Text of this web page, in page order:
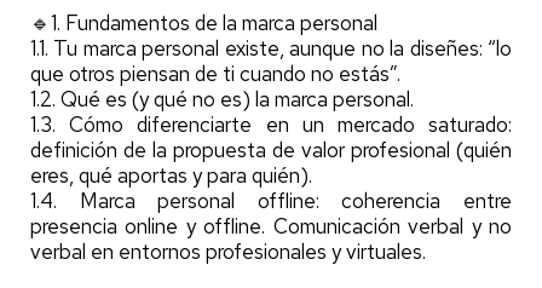
🔹1. Fundamentos de la marca personal
1.1. Tu marca personal existe, aunque no la diseñes: “lo
que otros piensan de ti cuando no estás”.
1.2. Qué es (y qué no es) la marca personal.
1.3. Cómo diferenciarte en un mercado saturado:
definición de la propuesta de valor profesional (quién
eres, qué aportas y para quién).
1.4. Marca personal offline: coherencia entre
presencia online y offline. Comunicación verbal y no
verbal en entornos profesionales y virtuales.